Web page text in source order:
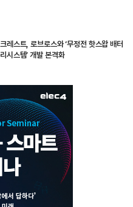
크레스트, 로브로스와 ‘무정전 핫스왑 배터
리시스템’ 개발 본격화